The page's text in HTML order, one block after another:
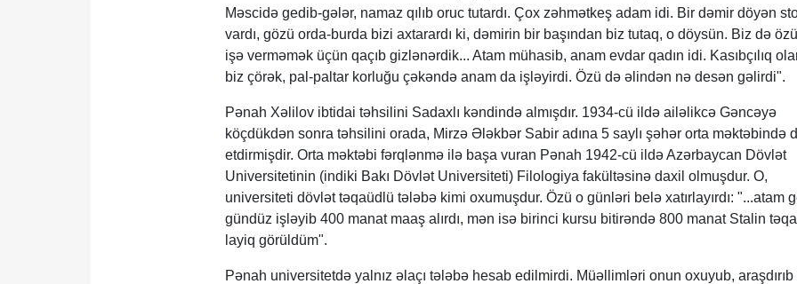
Məscidə gedib-gələr, namaz qılıb oruc tutardı. Çox zəhmətkeş adam idi. Bir dəmir döyən
vardı, gözü orda-burda bizi axtarardı ki, dəmirin bir başından biz tutaq, o döysün. Biz də
işə verməmək üçün qaçıb gizlənərdik... Atam mühasib, anam evdar qadın idi. Kasıbçılıq
biz çörək, pal-paltar korluğu çəkəndə anam da işləyirdi. Özü də əlindən nə desən gəlirdi".
Pənah Xəlilov ibtidai təhsilini Sadaxlı kəndində almışdır. 1934-cü ildə ailəlikcə Gəncəyə
köçdükdən sonra təhsilini orada, Mirzə Ələkbər Sabir adına 5 saylı şəhər orta məktəbində
etdirmişdir. Orta məktəbi fərqlənmə ilə başa vuran Pənah 1942-cü ildə Azərbaycan Dövlət
Universitetinin (indiki Bakı Dövlət Universiteti) Filologiya fakültəsinə daxil olmuşdur. O,
universiteti dövlət təqaüdlü tələbə kimi oxumuşdur. Özü o günləri belə xatırlayırdı: "...atam
gündüz işləyib 400 manat maaş alırdı, mən isə birinci kursu bitirəndə 800 manat Stalin
layiq görüldüm".
Pənah universitetdə yalnız əlaçı tələbə hesab edilmirdi. Müəllimləri onun oxuyub, araşdırıb